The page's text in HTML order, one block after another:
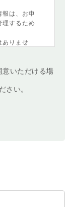
報は、お申
理するため
ありませ
情報の安全
かつ適切
よび第三
おりま
どして、
いただける場
さい。